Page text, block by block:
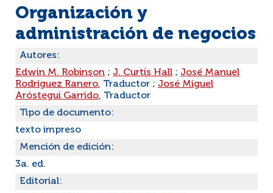
Organización y
administración de negocios
Autores:
Edwin M. Robinson ; J. Curtis Hall ; José Manuel
Rodríguez Ranero, Traductor ; José Miguel
Aróstegui Garrido, Traductor
Tipo de documento:
texto impreso
Mención de edición:
3a. ed.
Editorial: